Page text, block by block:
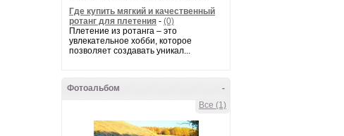
Где купить мягкий и качественный
ротанг для плетения - (0)
Плетение из ротанга – это
увлекательное хобби, которое
позволяет создавать уникал...
-
Фотоальбом
Все (1)